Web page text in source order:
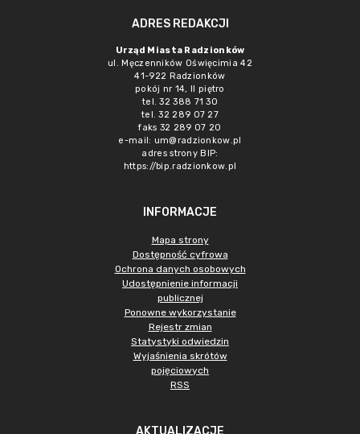
ADRES REDAKCJI
Urząd Miasta Radzionków
ul. Męczenników Oświęcimia 42
41-922 Radzionków
pokój nr 14, II piętro
tel. 32 388 71 30
tel. 32 289 07 27
faks 32 289 07 20
e-mail: um@radzionkow.pl
adres strony BIP:
https://bip.radzionkow.pl
INFORMACJE
Mapa strony
Dostępność cyfrowa
Ochrona danych osobowych
Udostępnienie informacji
publicznej
Ponowne wykorzystanie
Rejestr zmian
Statystyki odwiedzin
Wyjaśnienia skrótów
pojęciowych
RSS
AKTUALIZACJE